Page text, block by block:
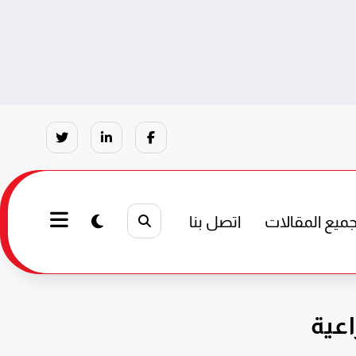
المقالات اتصل بنا